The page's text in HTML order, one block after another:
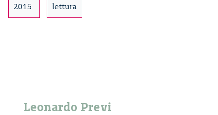
2015
lettura
Leonardo Previ